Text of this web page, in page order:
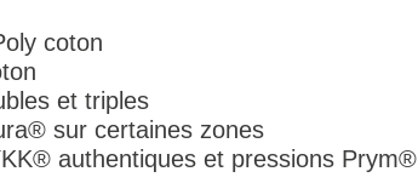
coton
et triples
sur certaines zones
authentiques et pressions Prym®